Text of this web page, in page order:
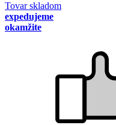
Tovar skladom
expedujeme
okamžite